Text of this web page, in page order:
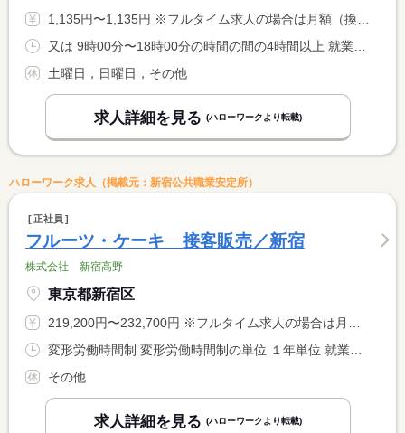
1,135円〜1,135円 ※フルタイム求人の場合は月額（換算額）、パート求人の場合は時間額を表示しています。
又は 9時00分〜18時00分の時間の間の4時間以上 就業時間に関する特記事項 週３日〜５日出勤できる方。
土曜日，日曜日，その他
求人詳細を見る (ハローワークより転載)
ハローワーク求人（掲載元：新宿公共職業安定所）
正社員
フルーツ・ケーキ 接客販売／新宿
株式会社 新宿高野
東京都新宿区
219,200円〜232,700円 ※フルタイム求人の場合は月額（換算額）、パート求人の場合は時間額を表示しています。
変形労働時間制 変形労働時間制の単位 １年単位 就業時間１ 10時00分〜19時00分 就業時間２ 9時00分〜18時00分 就業時間３ 12時00分〜21時00分 就業時間に関する特記事項 ＊シフト制
その他
求人詳細を見る (ハローワークより転載)